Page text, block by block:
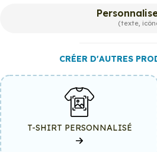
(texte,
CRÉER D'AUTRES
T-SHIRT PERSONNALISÉ